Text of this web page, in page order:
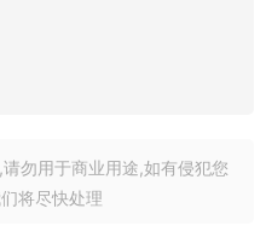
勿用于商业用途,如有侵犯您
将尽快处理